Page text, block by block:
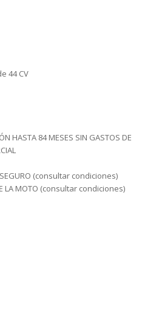
44 CV
HASTA 84 MESES SIN GASTOS DE
SEGURO (consultar condiciones)
LA MOTO (consultar condiciones)